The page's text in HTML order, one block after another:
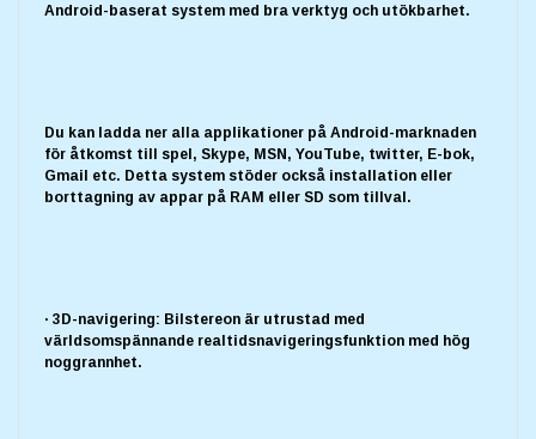
Android-baserat system med bra verktyg och utökbarhet.
Du kan ladda ner alla applikationer på Android-marknaden
för åtkomst till spel, Skype, MSN, YouTube, twitter, E-bok,
Gmail etc. Detta system stöder också installation eller
borttagning av appar på RAM eller SD som tillval.
· 3D-navigering: Bilstereon är utrustad med
världsomspännande realtidsnavigeringsfunktion med hög
noggrannhet.